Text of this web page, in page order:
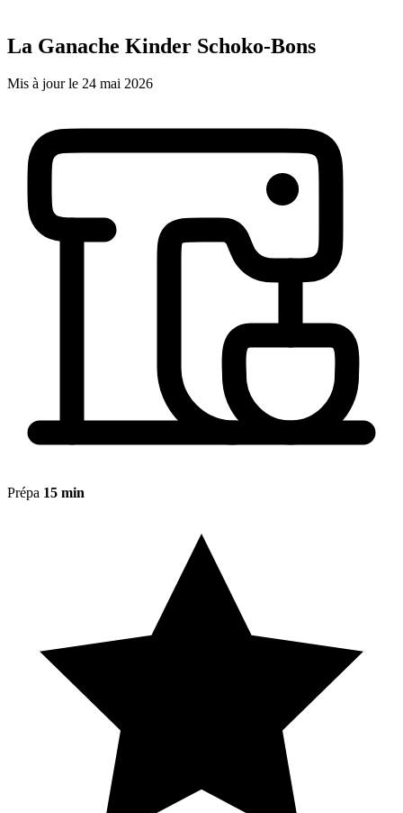
La Ganache Kinder Schoko-Bons
Mis à jour le 24 mai 2026
Prépa 15 min